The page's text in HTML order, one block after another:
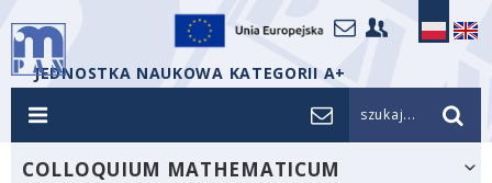
JEDNOSTKA NAUKOWA KATEGORII A+
szukaj...
COLLOQUIUM MATHEMATICUM